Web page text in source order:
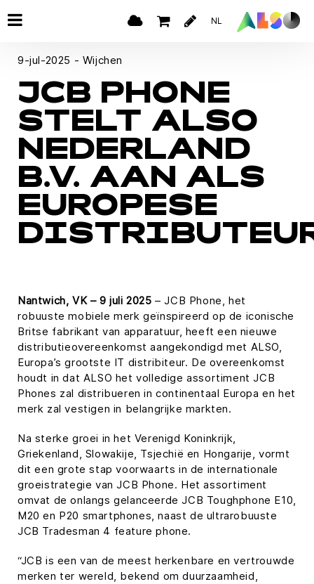
NL
9-jul-2025 - Wijchen
JCB PHONE
STELT ALSO
NEDERLAND
B.V. AAN ALS
EUROPESE
Nantwich, VK – 9 juli 2025– JCB Phone, het
robuuste mobiele merk geïnspireerd op de iconische
Britse fabrikant van apparatuur, heeft een nieuwe
distributieovereenkomst aangekondigd met ALSO,
Europa’s grootste IT distribiteur. De overeenkomst
houdt in dat ALSO het volledige assortiment JCB
Phones zal distribueren in continentaal Europa en het
merk zal vestigen in belangrijke markten.
Na sterke groei in het Verenigd Koninkrijk,
Griekenland, Slowakije, Tsjechië en Hongarije, vormt
dit een grote stap voorwaarts in de internationale
groeistrategie van JCB Phone. Het assortiment
omvat de onlangs gelanceerde JCB Toughphone E10,
M20 en P20 smartphones, naast de ultrarobuuste
JCB Tradesman 4 feature phone.
“JCB is een van de meest herkenbare en vertrouwde
merken ter wereld, bekend om duurzaamheid,